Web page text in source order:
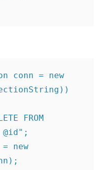
conn = new
@id";